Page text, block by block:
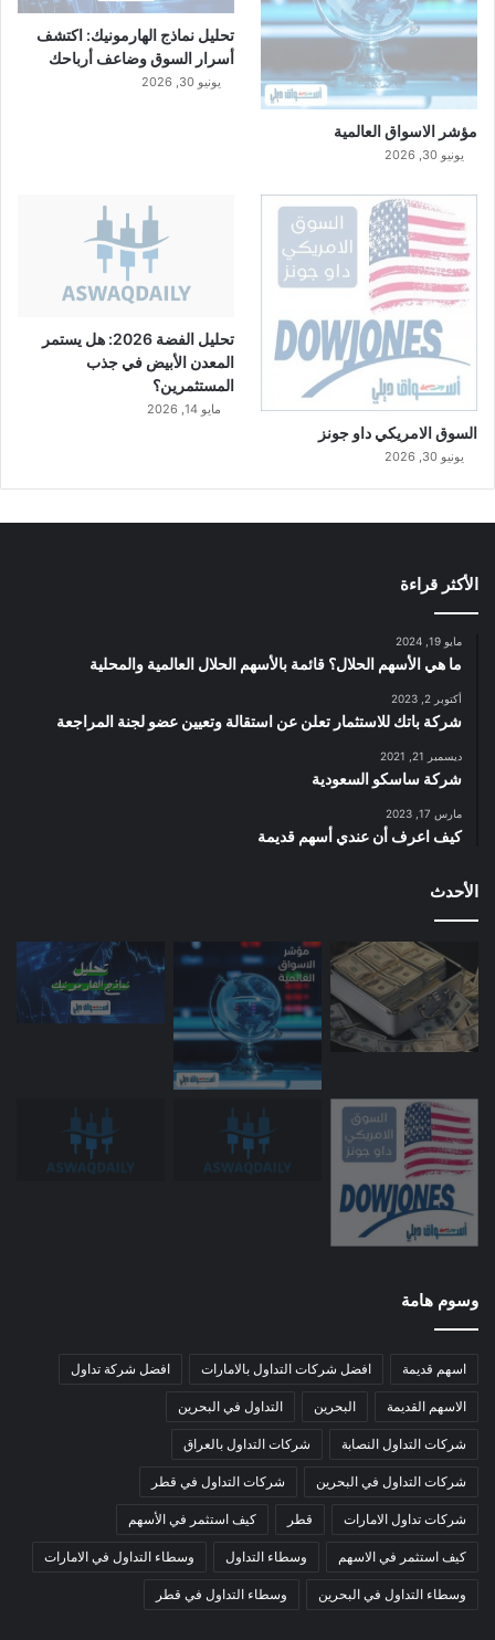
مؤشر الاسواق العالمية
يونيو 30, 2026
تحليل نماذج الهارمونيك: اكتشف
أسرار السوق وضاعف أرباحك
يونيو 30, 2026
السوق الامريكي داو جونز
يونيو 30, 2026
تحليل الفضة 2026: هل يستمر
المعدن الأبيض في جذب
المستثمرين؟
مايو 14, 2026
الأكثر قراءة
مايو 19, 2024
ما هي الأسهم الحلال؟ قائمة بالأسهم الحلال العالمية والمحلية
أكتوبر 2, 2023
شركة باتك للاستثمار تعلن عن استقالة وتعيين عضو لجنة المراجعة
ديسمبر 21, 2021
شركة ساسكو السعودية
مارس 17, 2023
كيف اعرف أن عندي أسهم قديمة
الأحدث
وسوم هامة
اسهم قديمة افضل شركات التداول بالامارات افضل شركة تداول
الاسهم القديمة البحرين التداول في البحرين
شركات التداول النصابة شركات التداول بالعراق
شركات التداول في البحرين شركات التداول في قطر
شركات تداول الامارات قطر كيف استثمر في الأسهم
كيف استثمر في الاسهم وسطاء التداول وسطاء التداول في الامارات
وسطاء التداول في البحرين وسطاء التداول في قطر